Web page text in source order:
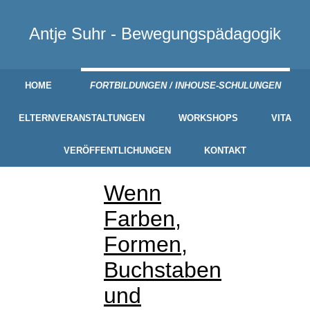
Antje Suhr - Bewegungspädagogik
HOME FORTBILDUNGEN / INHOUSE-SCHULUNGEN
ELTERNVERANSTALTUNGEN WORKSHOPS VITA
VERÖFFENTLICHUNGEN KONTAKT
Wenn
Farben,
Formen,
Buchstaben
und